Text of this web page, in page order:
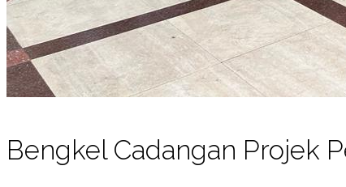
Bengkel Cadangan Projek